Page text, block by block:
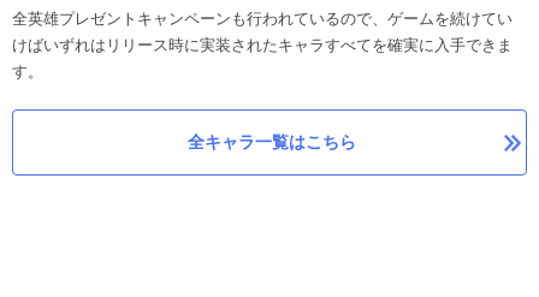
全英雄プレゼントキャンペーンも行われているので、ゲームを続けてい
けばいずれはリリース時に実装されたキャラすべてを確実に入手できま
す。
全キャラ一覧はこちら